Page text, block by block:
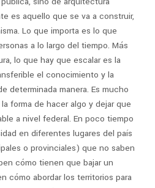
es aquello que se va a construir,
Lo que importa es lo que
a lo largo del tiempo. Más
lo que hay que escalar es la
el conocimiento y la
determinada manera. Es mucho
forma de hacer algo y dejar que
a nivel federal. En poco tiempo
en diferentes lugares del país
o provinciales) que no saben
cómo tienen que bajar un
cómo abordar los territorios para